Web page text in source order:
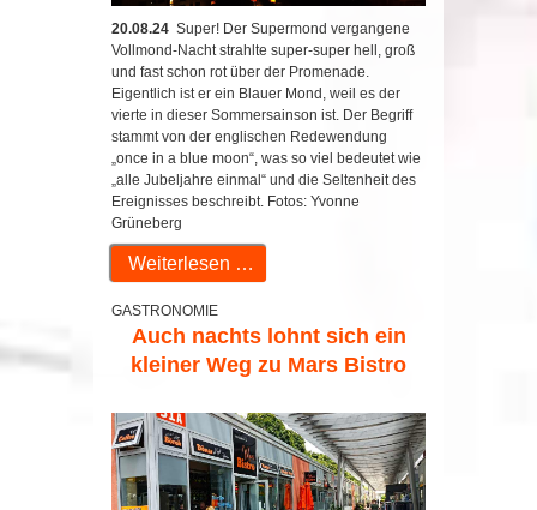
20.08.24 Super! Der Supermond vergangene
Vollmond-Nacht strahlte super-super hell, groß
und fast schon rot über der Promenade.
Eigentlich ist er ein Blauer Mond, weil es der
vierte in dieser Sommersainson ist. Der Begriff
stammt von der englischen Redewendung
„once in a blue moon“, was so viel bedeutet wie
„alle Jubeljahre einmal“ und die Seltenheit des
Ereignisses beschreibt. Fotos: Yvonne
Grüneberg
Weiterlesen …
GASTRONOMIE
Auch nachts lohnt sich ein
kleiner Weg zu Mars Bistro